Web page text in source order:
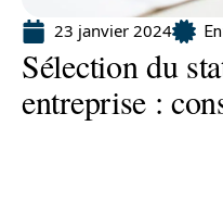
23 janvier 2024
Sélection du
entreprise :